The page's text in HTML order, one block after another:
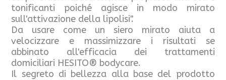
tonificanti poiché agisce in modo mirato
sull'attivazione della lipolisi".
Da usare come un siero mirato aiuta a
velocizzare e massimizzare i risultati se
abbinato all'efficacia dei trattamenti
domiciliari HESITO® bodycare.
Il segreto di bellezza alla base del prodotto